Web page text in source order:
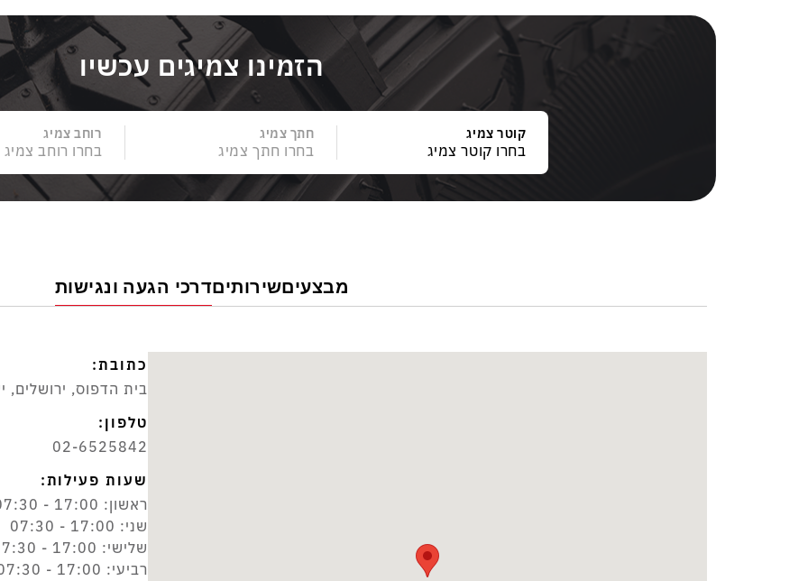
הזמינו צמיגים עכשיו
קוטר צמיג חתך צמיג רוחב צמיג
מבצעיםשירותיםדרכי הגעה ונגישות
כתובת:
בית הדפוס, ירושלים,
טלפון:
02-6525842
שעות פעילות:
ראשון: 17:00 - 07:30
שני: 17:00 - 07:30
שלישי: 17:00 - 07:30
רביעי: 17:00 - 07:30